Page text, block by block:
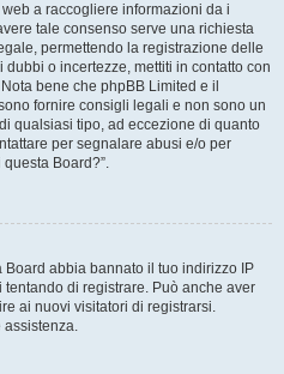
a raccogliere informazioni da i
tale consenso serve una richiesta
permettendo la registrazione delle
o incertezze, mettiti in contatto con
bene che phpBB Limited e il
fornire consigli legali e non sono un
qualsiasi tipo, ad eccezione di quanto
per segnalare abusi e/o per
Board?”.
Board abbia bannato il tuo indirizzo IP
di registrare. Può anche aver
ai nuovi visitatori di registrarsi.
assistenza.